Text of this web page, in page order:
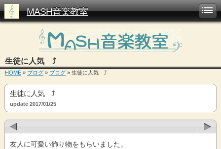
MASH音楽教室
生徒に人気 ⤴
HOME » ブログ » ブログ » 生徒に人気 ⤴
生徒に人気 ⤴
update 2017/01/25
友人に可愛い飾り物をもらいました。